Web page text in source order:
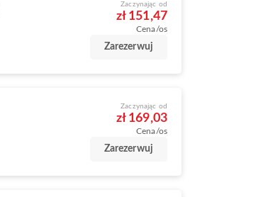
Zaczynając od
zł 151,47
Cena/os
Zarezerwuj
Zaczynając od
zł 169,03
Cena/os
Zarezerwuj